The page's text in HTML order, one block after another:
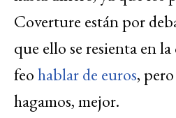
Coverture están por
que ello se resienta en
feohablar de euros,
hagamos, mejor.